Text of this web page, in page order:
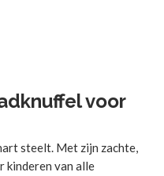
voor
steelt. Met zijn zachte,
kinderen van alle